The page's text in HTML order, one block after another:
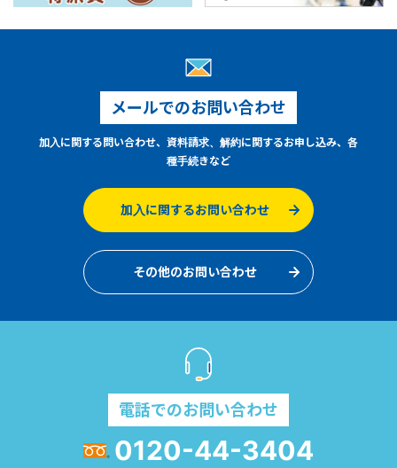
メールでのお問い合わせ
加入に関する問い合わせ、資料請求、解約に関するお申し込み、各
種手続きなど
加入に関するお問い合わせ
その他のお問い合わせ
電話でのお問い合わせ
0120-44-3404